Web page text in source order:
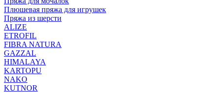
Плюшевая пряжа для игрушек
Пряжа из шерсти
ALIZE
ETROFIL
FIBRA NATURA
GAZZAL
HIMALAYA
KARTOPU
NAKO
KUTNOR